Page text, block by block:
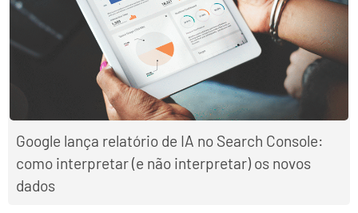
Google lança relatório de IA no Search Console:
como interpretar (e não interpretar) os novos
dados